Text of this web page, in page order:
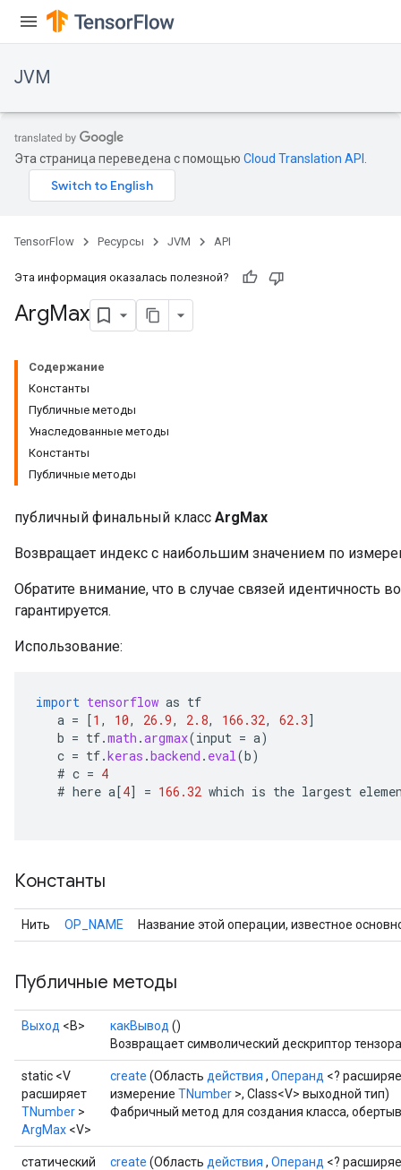
JVM
Эта страница переведена с помощью Cloud Translation API
TensorFlow Ресурсы JVM API
Эта информация оказалась полезной?
ArgMax
Содержание
Константы
Публичные методы
Унаследованные методы
Константы
Публичные методы
публичный финальный класс ArgMax
Возвращает индекс с наибольшим значением по
Обратите внимание, что в случае связей идентичность
гарантируется.
Использование:
import tensorflow as tf
a = [1 , 10, 26.9, 2.8, 166.32, 62.3]
b = tf.math .argmax(input = a)
c = tf.keras .backend . eval(b)
# c = 4
# here a[4] = 166.32 which is the largest
Константы
Нить OP_NAME Название этой операции, известное
Публичные методы
Выход <В> какВывод ()
Возвращает символический дескриптор
static <V
расширяет
TNumber >
ArgMax <V>
create (Область действия , Операнд <?
измерение TNumber >, Class<V> выходной тип)
Фабричный метод для создания класса,
статический
create (Область действия , Операнд <?